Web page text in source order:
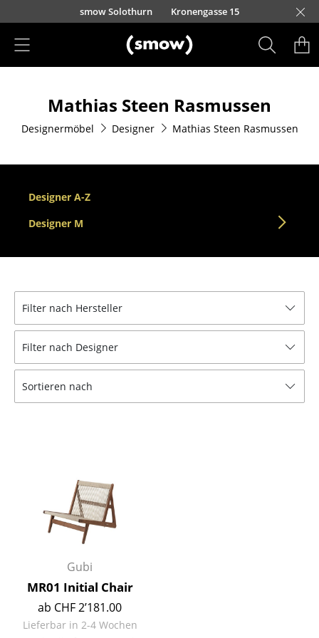
Direkt zum Inhaltsmow Solothurn Kronengasse 15
Sitzmöbel
Esszimmerstühle
Sofas
Sessel
Loungesessel
Barhocker
Bänke & Liegen
Sitzsäcke
Schaukelstühle
Bürodrehstühle
Konferenzstühle
Bürosessel
Einzelteile
... alle Sitzmöbel
Mathias Steen Rasmussen
Designermöbel Designer Mathias Steen Rasmussen
Designer A-Z
Designer M
Filter nach Hersteller
Filter nach Designer
Sortieren nach
Gubi
MR01 Initial Chair
ab CHF 2’181.00
Lieferbar in 2-4 Wochen